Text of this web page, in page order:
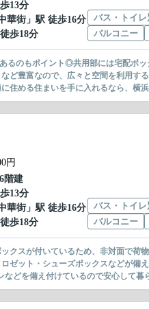
13分
華街」駅 徒歩16分
歩18分
バス・トイレ
バルコニー
るのもポイント◎共用部には宅配ボ
ど豊富なので、広々と空間を利用す
住める住まいを手に入れるなら、横
円
階建
13分
華街」駅 徒歩16分
歩18分
バス・トイレ
バルコニー
クスが付いているため、非対面で荷
ゼット・シューズボックスなどが備
どを備え付けているので安心して暮